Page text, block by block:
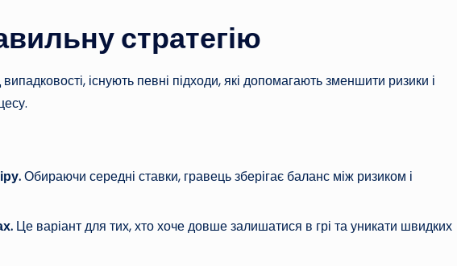
стратегію
існують певні підходи, які допомагають зменшити ризики і
Обираючи середні ставки, гравець зберігає баланс між ризиком і
Це варіант для тих, хто хоче довше залишатися в грі та уникати швидких